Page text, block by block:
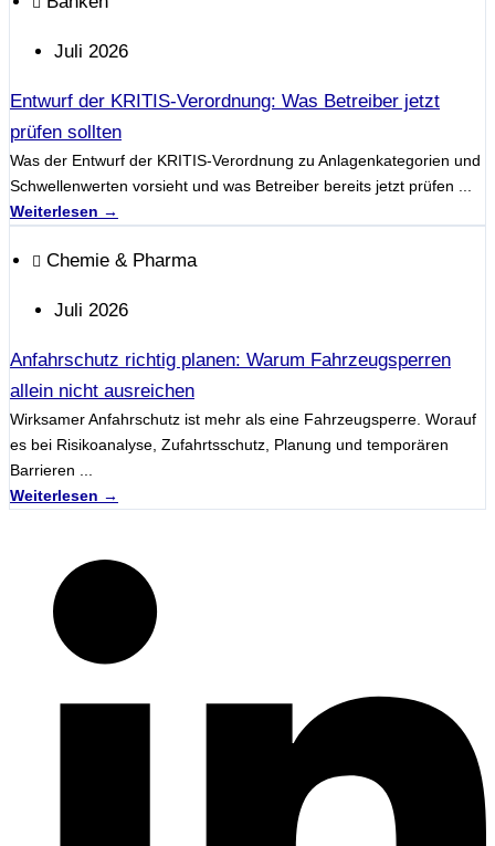
Juli 2026
Entwurf der KRITIS-Verordnung: Was Betreiber jetzt
prüfen sollten
Was der Entwurf der KRITIS-Verordnung zu Anlagenkategorien und
Schwellenwerten vorsieht und was Betreiber bereits jetzt prüfen ...
Weiterlesen →
Chemie & Pharma
Juli 2026
Anfahrschutz richtig planen: Warum Fahrzeugsperren
allein nicht ausreichen
Wirksamer Anfahrschutz ist mehr als eine Fahrzeugsperre. Worauf
es bei Risikoanalyse, Zufahrtsschutz, Planung und temporären
Barrieren ...
Weiterlesen →